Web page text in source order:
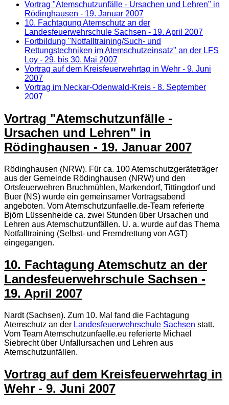
Vortrag "Atemschutzunfälle - Ursachen und Lehren" in
Rödinghausen - 19. Januar 2007
10. Fachtagung Atemschutz an der
Landesfeuerwehrschule Sachsen - 19. April 2007
Fortbildung "Notfalltraining/Such- und
Rettungstechniken im Atemschutzeinsatz" an der LFS
Loy - 29. bis 30. Mai 2007
Vortrag auf dem Kreisfeuerwehrtag in Wehr - 9. Juni
2007
Vortrag im Neckar-Odenwald-Kreis - 8. September
2007
Vortrag "Atemschutzunfälle -
Ursachen und Lehren" in
Rödinghausen - 19. Januar 2007
Rödinghausen (NRW). Für ca. 100 Atemschutzgeräteträger
aus der Gemeinde Rödinghausen (NRW) und den
Ortsfeuerwehren Bruchmühlen, Markendorf, Tittingdorf und
Buer (NS) wurde ein gemeinsamer Vortragsabend
angeboten. Vom Atemschutzunfaelle.de-Team referierte
Björn Lüssenheide ca. zwei Stunden über Ursachen und
Lehren aus Atemschutzunfällen. U. a. wurde auf das Thema
Notfalltraining (Selbst- und Fremdrettung von AGT)
eingegangen.
10. Fachtagung Atemschutz an der
Landesfeuerwehrschule Sachsen -
19. April 2007
Nardt (Sachsen). Zum 10. Mal fand die Fachtagung
Atemschutz an der Landesfeuerwehrschule Sachsen statt.
Vom Team Atemschutzunfaelle.eu referierte Michael
Siebrecht über Unfallursachen und Lehren aus
Atemschutzunfällen.
Vortrag auf dem Kreisfeuerwehrtag in
Wehr - 9. Juni 2007